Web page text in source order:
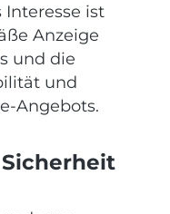
Interesse ist
Anzeige
und die
und
Angebots.